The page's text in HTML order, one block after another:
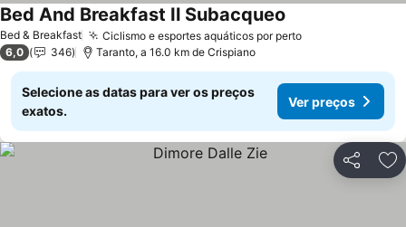
Bed & Breakfast Ciclismo e esportes aquáticos por perto
Bed And Breakfast Il Subacqueo
6,0 346 Taranto, a 16.0 km de Crispiano
Selecione as datas para ver os preços
exatos.
Ver preços
Partilhar